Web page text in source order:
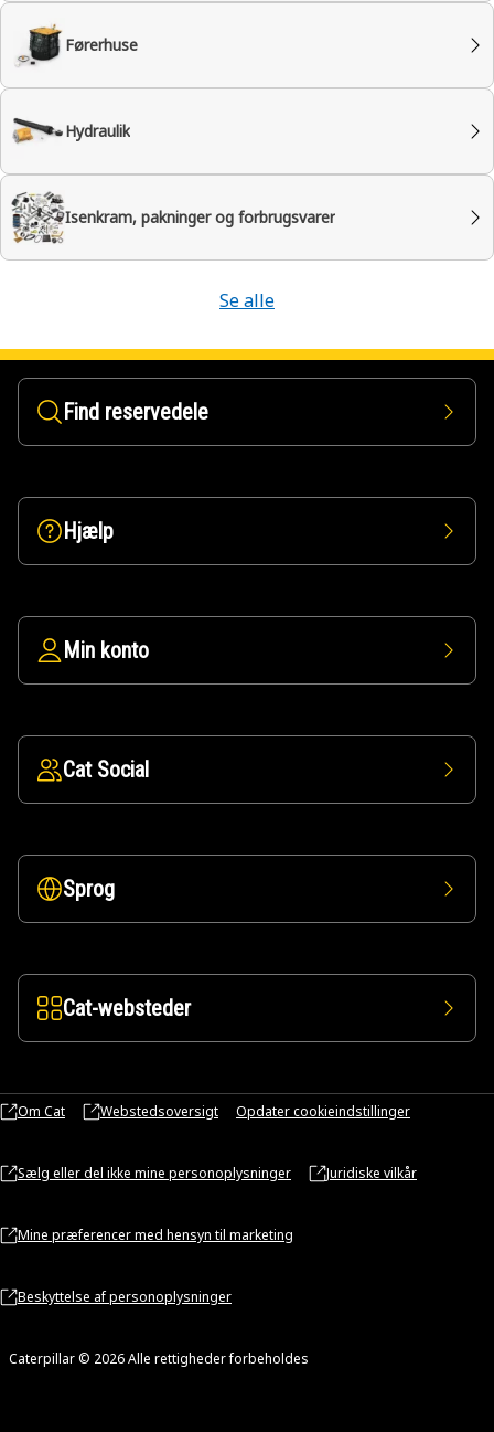
Førerhuse
Hydraulik
Isenkram, pakninger og forbrugsvarer
Se alle
Find reservedele
Hjælp
Min konto
Cat Social
Sprog
Cat-websteder
Om Cat Webstedsoversigt Opdater cookieindstillinger
Sælg eller del ikke mine personoplysninger Juridiske vilkår
Mine præferencer med hensyn til marketing
Beskyttelse af personoplysninger
Caterpillar © 2026 Alle rettigheder forbeholdes